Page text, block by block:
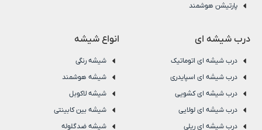
پارتیشن هوشمند
درب شیشه ای
درب شیشه ای اتوماتیک
درب شیشه ای اسپایدری
درب شیشه ای کشویی
درب شیشه ای لولایی
درب شیشه ای ریلی
انواع شیشه
شیشه رنگی
شیشه هوشمند
شیشه لاکوبل
شیشه بین کابینتی
شیشه ضدگلوله